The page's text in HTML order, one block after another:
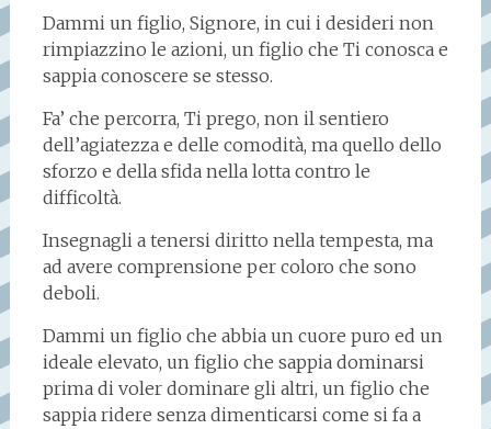
Dammi un figlio, Signore, in cui i desideri non
rimpiazzino le azioni, un figlio che Ti conosca e
sappia conoscere se stesso.
Fa’ che percorra, Ti prego, non il sentiero
dell’agiatezza e delle comodità, ma quello dello
sforzo e della sfida nella lotta contro le
difficoltà.
Insegnagli a tenersi diritto nella tempesta, ma
ad avere comprensione per coloro che sono
deboli.
Dammi un figlio che abbia un cuore puro ed un
ideale elevato, un figlio che sappia dominarsi
prima di voler dominare gli altri, un figlio che
sappia ridere senza dimenticarsi come si fa a